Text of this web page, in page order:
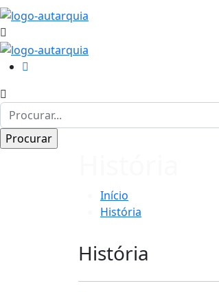
Início
História
História